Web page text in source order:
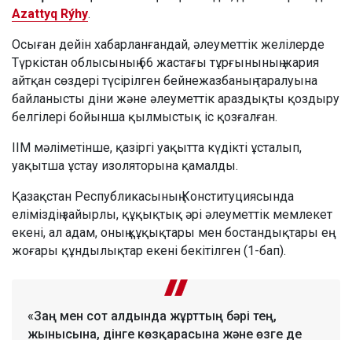
Azattyq Rýhy.
Осыған дейін хабарланғандай, әлеуметтік желілерде
Түркістан облысының 66 жастағы тұрғынының жария
айтқан сөздері түсірілген бейнежазбаның таралуына
байланысты діни және әлеуметтік араздықты қоздыру
белгілері бойынша қылмыстық іс қозғалған.
ІІМ мәліметінше, қазіргі уақытта күдікті ұсталып,
уақытша ұстау изоляторына қамалды.
Қазақстан Республикасының Конституциясында
еліміздің зайырлы, құқықтық әрі әлеуметтік мемлекет
екені, ал адам, оның құқықтары мен бостандықтары ең
жоғары құндылықтар екені бекітілген (1-бап).
«Заң мен сот алдында жұрттың бәрі тең,
жынысына, дінге көзқарасына және өзге де